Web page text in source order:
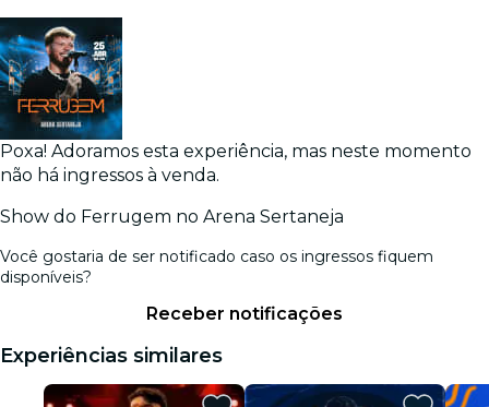
Poxa! Adoramos esta experiência, mas neste momento
não há ingressos à venda.
Show do Ferrugem no Arena Sertaneja
Você gostaria de ser notificado caso os ingressos fiquem
disponíveis?
Receber notificações
Experiências similares